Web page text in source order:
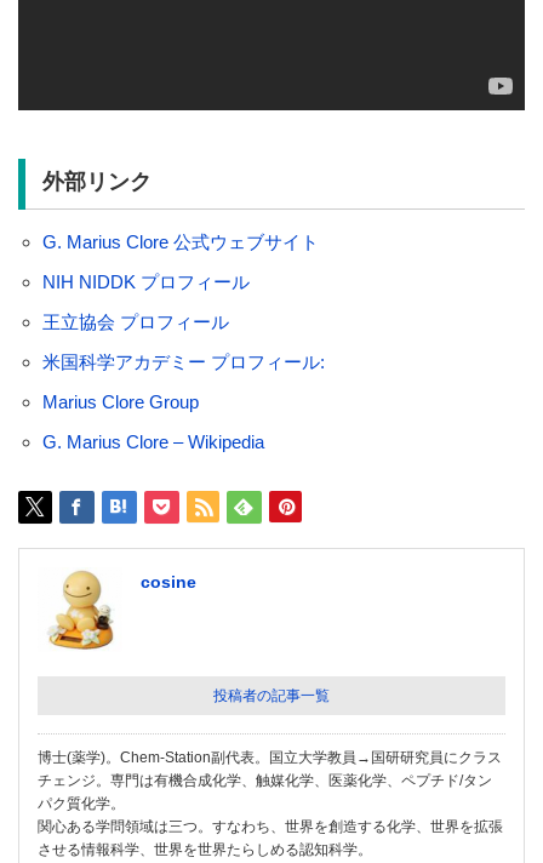
外部リンク
G. Marius Clore 公式ウェブサイト
NIH NIDDK プロフィール
王立協会 プロフィール
米国科学アカデミー プロフィール:
Marius Clore Group
G. Marius Clore – Wikipedia
cosine
投稿者の記事一覧
博士(薬学)。Chem-Station副代表。国立大学教員→国研研究員にクラス
チェンジ。専門は有機合成化学、触媒化学、医薬化学、ペプチド/タン
パク質化学。
関心ある学問領域は三つ。すなわち、世界を創造する化学、世界を拡張
させる情報科学、世界を世界たらしめる認知科学。